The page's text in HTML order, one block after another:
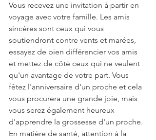
Vous recevez une invitation à partir en
voyage avec votre famille. Les amis
sincères sont ceux qui vous
soutiendront contre vents et marées,
essayez de bien différencier vos amis
et mettez de côté ceux qui ne veulent
qu'un avantage de votre part. Vous
fêtez l'anniversaire d'un proche et cela
vous procurera une grande joie, mais
vous serez également heureux
d'apprendre la grossesse d'un proche.
En matière de santé, attention à la